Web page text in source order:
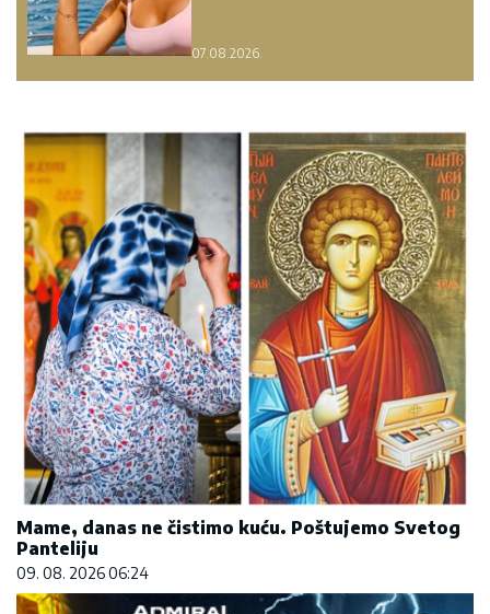
07.08.2026.
Mame, danas ne čistimo kuću. Poštujemo Svetog
Panteliju
09. 08. 2026 06:24